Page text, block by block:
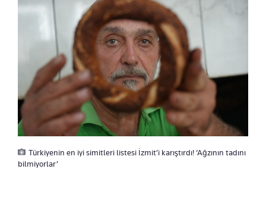
Türkiyenin en iyi simitleri listesi İzmit’i karıştırdı! ‘Ağzının tadını
bilmiyorlar’